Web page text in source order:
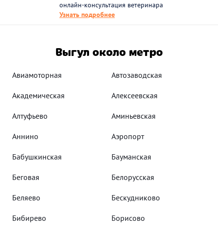
онлайн-консультация ветеринара
Узнать подробнее
Выгул около метро
Авиамоторная Автозаводская
Академическая Алексеевская
Алтуфьево Аминьевская
Аннино Аэропорт
Бабушкинская Бауманская
Беговая Белорусская
Беляево Бескудниково
Бибирево Борисово